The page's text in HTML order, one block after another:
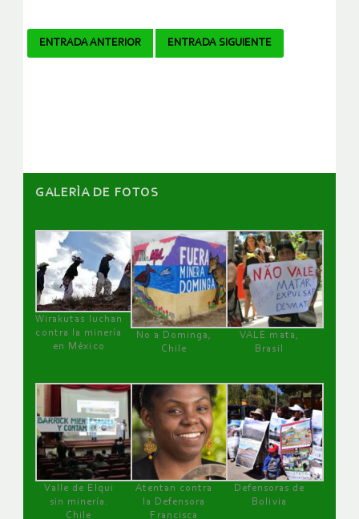
Navegador
ENTRADA ANTERIOR ENTRADA SIGUIENTE
GALERÌA DE FOTOS
Wirakutas luchan
contra la minería
en México
No a Dominga,
Chile
VALE mata,
Brasil
Valle de Elqui
sin minería.
Chile
Atentan contra
la Defensora
Francisca
Defensoras de
Bolivia